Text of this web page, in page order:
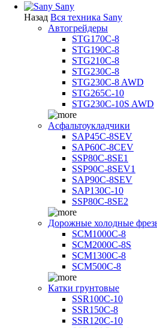
Sany
Назад Вся техника Sany
Автогрейдеры
STG170C-8
STG190C-8
STG210C-8
STG230C-8
STG230C-8 AWD
STG265C-10
STG230C-10S AWD
Асфальтоукладчики
SAP45С-8SEV
SAP60C-8CEV
SSP80C-8SE1
SSP90C-8SEV1
SAP90C-8SEV
SAP130C-10
SSP80C-8SE2
Дорожные холодные
SCM1000C-8
SCM2000C-8S
SCM1300C-8
SCM500C-8
Катки грунтовые
SSR100C-10
SSR150C-8
SSR120C-10